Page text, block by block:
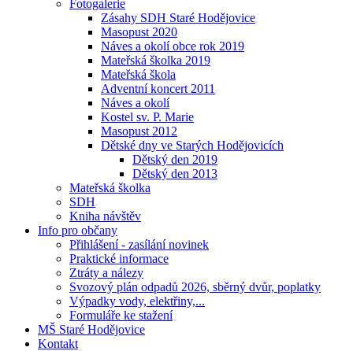
Fotogalerie
Zásahy SDH Staré Hodějovice
Masopust 2020
Náves a okolí obce rok 2019
Mateřská školka 2019
Mateřská škola
Adventní koncert 2011
Náves a okolí
Kostel sv. P. Marie
Masopust 2012
Dětské dny ve Starých Hodějovicích
Dětský den 2019
Dětský den 2013
Mateřská školka
SDH
Kniha návštěv
Info pro občany
Přihlášení - zasílání novinek
Praktické informace
Ztráty a nálezy
Svozový plán odpadů 2026, sběrný dvůr, poplatky
Výpadky vody, elektřiny,...
Formuláře ke stažení
MŠ Staré Hodějovice
Kontakt